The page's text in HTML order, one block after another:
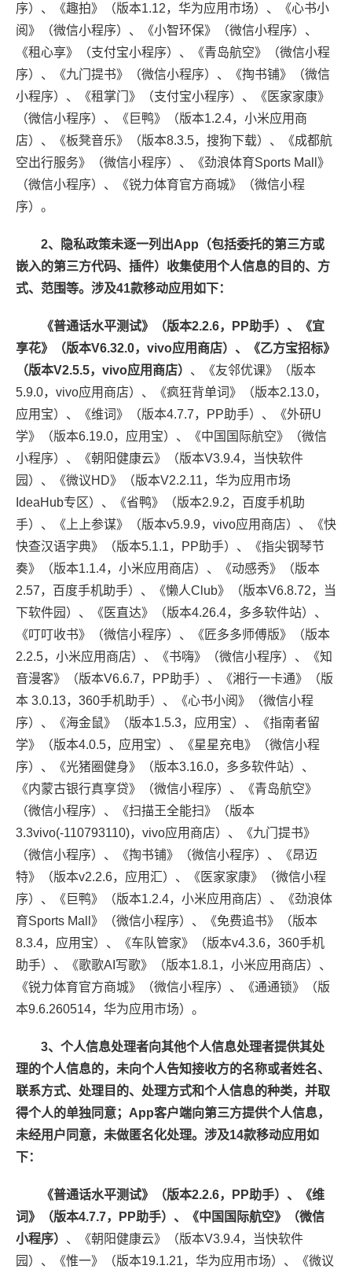
序）、《趣拍》（版本1.12，华为应用市场）、《心书小
阅》（微信小程序）、《小智环保》（微信小程序）、
《租心享》（支付宝小程序）、《青岛航空》（微信小程
序）、《九门提书》（微信小程序）、《掏书铺》（微信
小程序）、《租掌门》（支付宝小程序）、《医家家康》
（微信小程序）、《巨鸭》（版本1.2.4，小米应用商
店）、《板凳音乐》（版本8.3.5，搜狗下载）、《成都航
空出行服务》（微信小程序）、《劲浪体育Sports Mall》
（微信小程序）、《锐力体育官方商城》（微信小程
序）。
2、隐私政策未逐一列出App（包括委托的第三方或
嵌入的第三方代码、插件）收集使用个人信息的目的、方
式、范围等。涉及41款移动应用如下：
《普通话水平测试》（版本2.2.6，PP助手）、《宜
享花》（版本V6.32.0，vivo应用商店）、《乙方宝招标》
（版本V2.5.5，vivo应用商店） 、《友邻优课》（版本
5.9.0，vivo应用商店）、《疯狂背单词》（版本2.13.0，
应用宝）、《维词》（版本4.7.7，PP助手）、《外研U
学》（版本6.19.0，应用宝）、《中国国际航空》（微信
小程序）、《朝阳健康云》（版本V3.9.4，当快软件
园）、《微议HD》（版本V2.2.11，华为应用市场
IdeaHub专区）、《省鸭》（版本2.9.2，百度手机助
手）、《上上参谋》（版本v5.9.9，vivo应用商店）、《快
快查汉语字典》（版本5.1.1，PP助手）、《指尖钢琴节
奏》（版本1.1.4，小米应用商店）、《动感秀》（版本
2.57，百度手机助手）、《懒人Club》（版本V6.8.72，当
下软件园）、《医直达》（版本4.26.4，多多软件站）、
《叮叮收书》（微信小程序）、《匠多多师傅版》（版本
2.2.5，小米应用商店）、《书嗨》（微信小程序）、《知
音漫客》（版本V6.6.7，PP助手）、《湘行一卡通》（版
本 3.0.13，360手机助手）、《心书小阅》（微信小程
序）、《海金鼠》（版本1.5.3，应用宝）、《指南者留
学》（版本4.0.5，应用宝）、《星星充电》（微信小程
序）、《光猪圈健身》（版本3.16.0，多多软件站）、
《内蒙古银行真享贷》（微信小程序）、《青岛航空》
（微信小程序）、《扫描王全能扫》（版本
3.3vivo(-110793110)，vivo应用商店）、《九门提书》
（微信小程序）、《掏书铺》（微信小程序）、《昂迈
特》（版本v2.2.6，应用汇）、《医家家康》（微信小程
序）、《巨鸭》（版本1.2.4，小米应用商店）、《劲浪体
育Sports Mall》（微信小程序）、《免费追书》（版本
8.3.4，应用宝）、《车队管家》（版本v4.3.6，360手机
助手）、《歌歌AI写歌》（版本1.8.1，小米应用商店）、
《锐力体育官方商城》（微信小程序）、《通通锁》（版
本9.6.260514，华为应用市场）。
3、个人信息处理者向其他个人信息处理者提供其处
理的个人信息的，未向个人告知接收方的名称或者姓名、
联系方式、处理目的、处理方式和个人信息的种类，并取
得个人的单独同意；App客户端向第三方提供个人信息，
未经用户同意，未做匿名化处理。涉及14款移动应用如
下：
《普通话水平测试》（版本2.2.6，PP助手）、《维
词》（版本4.7.7，PP助手）、《中国国际航空》（微信
小程序） 、《朝阳健康云》（版本V3.9.4，当快软件
园）、《惟一》（版本19.1.21，华为应用市场）、《微议